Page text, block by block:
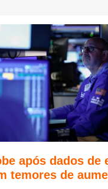
após dados de
temores de